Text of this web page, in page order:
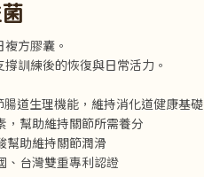
方膠囊。
訓練後的恢復與日常活力。
道生理機能，維持消化道健康基礎
幫助維持關節所需養分
幫助維持關節潤滑
、台灣雙重專利認證